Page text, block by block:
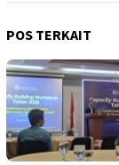
POS TERKAIT